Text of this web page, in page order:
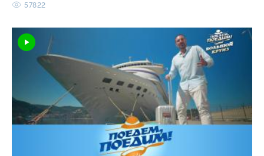
57822